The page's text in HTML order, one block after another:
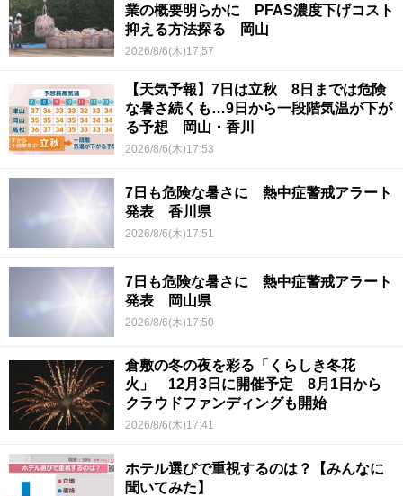
業の概要明らかに PFAS濃度下げコスト
抑える方法探る 岡山
2026/8/6(木)17:57
【天気予報】7日は立秋 8日までは危険
な暑さ続くも…9日から一段階気温が下が
る予想 岡山・香川
2026/8/6(木)17:53
7日も危険な暑さに 熱中症警戒アラート
発表 香川県
2026/8/6(木)17:51
7日も危険な暑さに 熱中症警戒アラート
発表 岡山県
2026/8/6(木)17:50
倉敷の冬の夜を彩る「くらしき冬花
火」 12月3日に開催予定 8月1日から
クラウドファンディングも開始
2026/8/6(木)17:41
ホテル選びで重視するのは？【みんなに
聞いてみた】